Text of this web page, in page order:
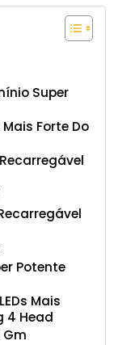
Super
Forte Do
Potente
Mais
4 Head
Gm